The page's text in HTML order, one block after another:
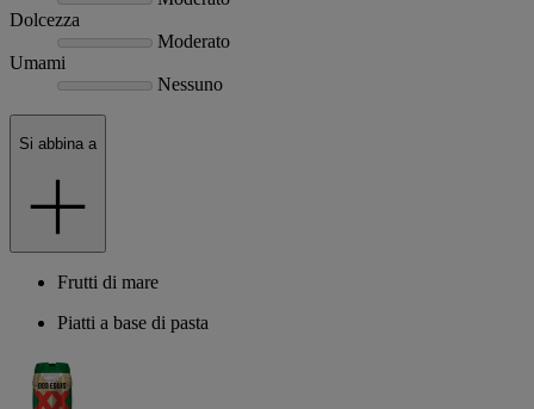
Dolcezza
Moderato
Umami
Nessuno
Si abbina a
Frutti di mare
Piatti a base di pasta